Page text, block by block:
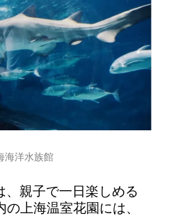
海洋水族館
、親子で一日楽しめる
上海温室花園には、